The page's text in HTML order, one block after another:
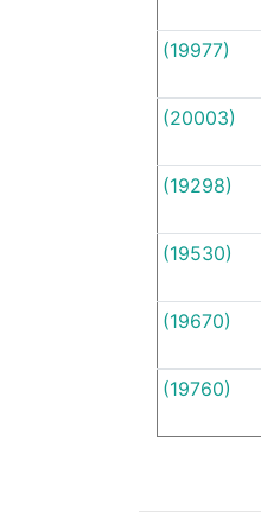
(19977)
(20003)
(19298)
(19530)
(19670)
(19760)